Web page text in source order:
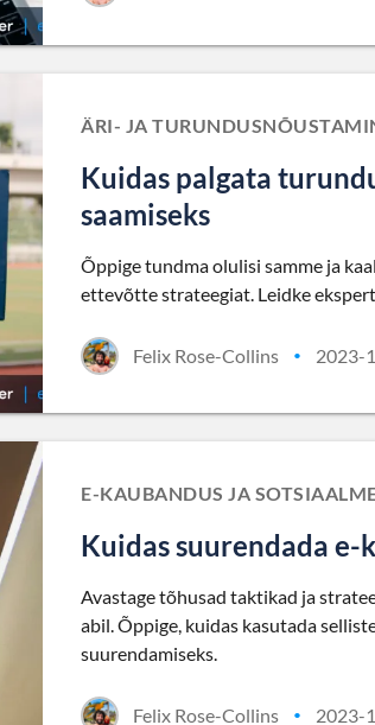
ÄRI- JA
Kuidas palgata
saamiseks
Õppige tundma olulisi samme ja
ettevõtte strateegiat. Leidke
Felix Rose-Collins • 2023-
E-KAUBANDUS JA
Kuidas suurendada
Avastage tõhusad taktikad ja
abil. Õppige, kuidas kasutada
suurendamiseks.
Felix Rose-Collins • 2023-